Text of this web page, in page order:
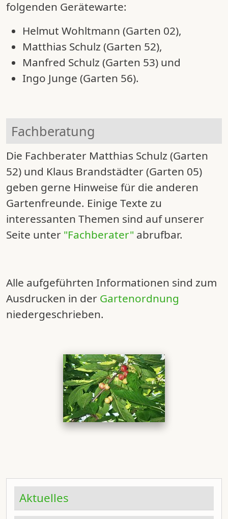
folgenden Gerätewarte:
Helmut Wohltmann (Garten 02),
Matthias Schulz (Garten 52),
Manfred Schulz (Garten 53) und
Ingo Junge (Garten 56).
Fachberatung
Die Fachberater Matthias Schulz (Garten
52) und Klaus Brandstädter (Garten 05)
geben gerne Hinweise für die anderen
Gartenfreunde. Einige Texte zu
interessanten Themen sind auf unserer
Seite unter "Fachberater" abrufbar.
Alle aufgeführten Informationen sind zum
Ausdrucken in der Gartenordnung
niedergeschrieben.
Aktuelles